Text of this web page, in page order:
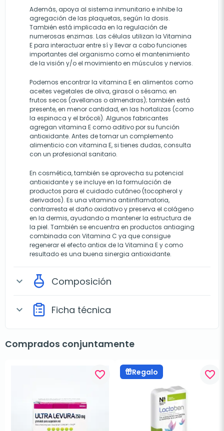
Además, apoya al sistema inmunitario e inhibe la
agregación de las plaquetas, según la dosis.
También está implicada en la regulación de
numerosas enzimas. Las células utilizan la Vitamina
E para interactuar entre sí y llevar a cabo funciones
importantes del organismo como el mantenimiento
de la visión y/o el movimiento en músculos y nervios.
Podemos encontrar la vitamina E en alimentos como
aceites vegetales de oliva, girasol o sésamo; en
frutos secos (avellanas o almendras); también está
presente, en menor cantidad, en las hortalizas (como
la espinaca y el brócoli). Algunos fabricantes
agregan vitamina E como aditivo por su función
antioxidante. Antes de tomar un complemento
alimenticio con vitamina E, si tienes dudas, consulta
con un profesional sanitario.
En cosmética, también se aprovecha su potencial
antioxidante y se incluye en la formulación de
productos para el cuidado cutáneo (tocopherol y
derivados). Es una vitamina antiinflamatoria,
contrarresta el daño oxidativo y preserva el colágeno
en la dermis, ayudando a mantener la estructura de
la piel. También se encuentra en productos antiaging
combinada con Vitamina C ya que consigue
regenerar el efecto antiox de la Vitamina E y como
resultado es una buena sinergia antioxidante.
expand_more Composición
expand_more Ficha técnica
Comprados conjuntamente
favorite_border Regalo favorite_border